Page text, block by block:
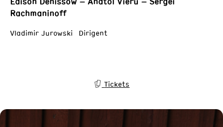
Rachmaninoff
Vladimir Jurowski Dirigent
Tickets